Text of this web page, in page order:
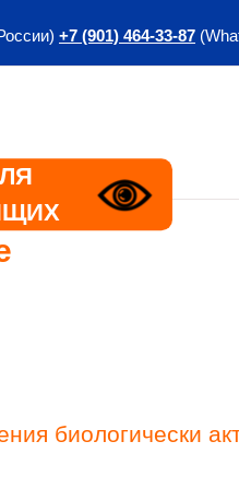
+7 (901) 464-33-87
биологически